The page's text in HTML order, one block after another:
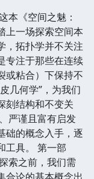
本《空间之魅：
上一场探索空间本
，拓扑学并不关注
专注于那些在连续
或粘合）下保持不
几何学”，为我们
刻结构和不变关
严谨且富有启发
础的概念入手，逐
工具。 第一部
索之前，我们需